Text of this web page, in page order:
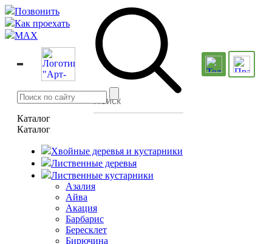
Позвонить
Как проехать
MAX
Каталог
Каталог
Хвойные деревья и кустарники
Лиственные деревья
Лиственные кустарники
Азалия
Айва
Акация
Барбарис
Бересклет
Бирючина